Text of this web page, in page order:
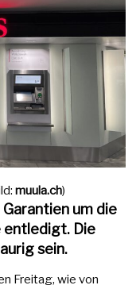
muula.ch)
um die
entledigt. Die
sein.
Freitag, wie von